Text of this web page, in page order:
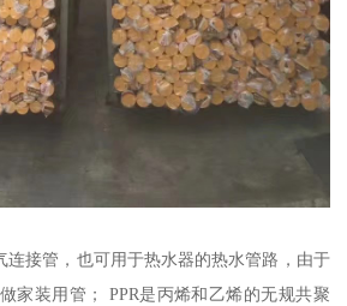
连接管，也可用于热水器的热水管路，由于
家装用管； PPR是丙烯和乙烯的无规共聚